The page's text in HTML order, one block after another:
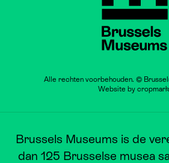
Alle rechten voorbehouden. ©
Website by cropmark
Brussels Museums is de
dan 125 Brusselse musea